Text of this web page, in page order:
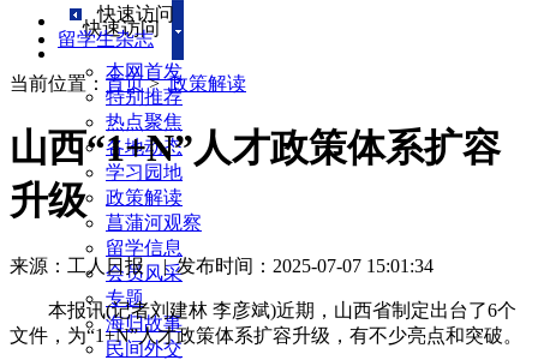
快速访问
本网首发
特别推荐
热点聚焦
各地动态
学习园地
政策解读
菖蒲河观察
留学信息
会员风采
专题
海归故事
民间外交
快速访问
留学生杂志
当前位置： 首页>政策解读
山西“1+N”人才政策体系扩容
升级
来源：工人日报 |发布时间：2025-07-07 15:01:34
本报讯(记者刘建林 李彦斌)近期，山西省制定出台了6个
文件，为“1+N”人才政策体系扩容升级，有不少亮点和突破。